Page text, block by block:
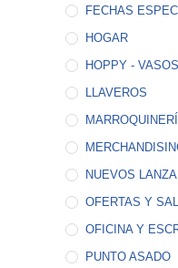
FECHAS
HOGAR
HOPPY -
LLAVEROS
NUEVOS
OFERTAS Y
OFICINA Y
PUNTO ASADO